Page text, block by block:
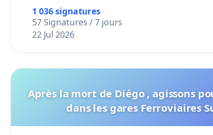
1 036 signatures
57 Signatures / 7 jours
22 Jul 2026
Après la mort de Diégo , agissons
dans les gares Ferroviaires